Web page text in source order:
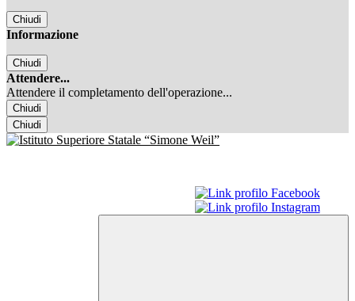
Chiudi
Informazione
Chiudi
Attendere...
Attendere il completamento dell'operazione...
Chiudi
Chiudi